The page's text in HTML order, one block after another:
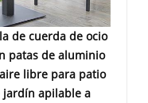
de cuerda de ocio
patas de aluminio
libre para patio
jardín apilable a